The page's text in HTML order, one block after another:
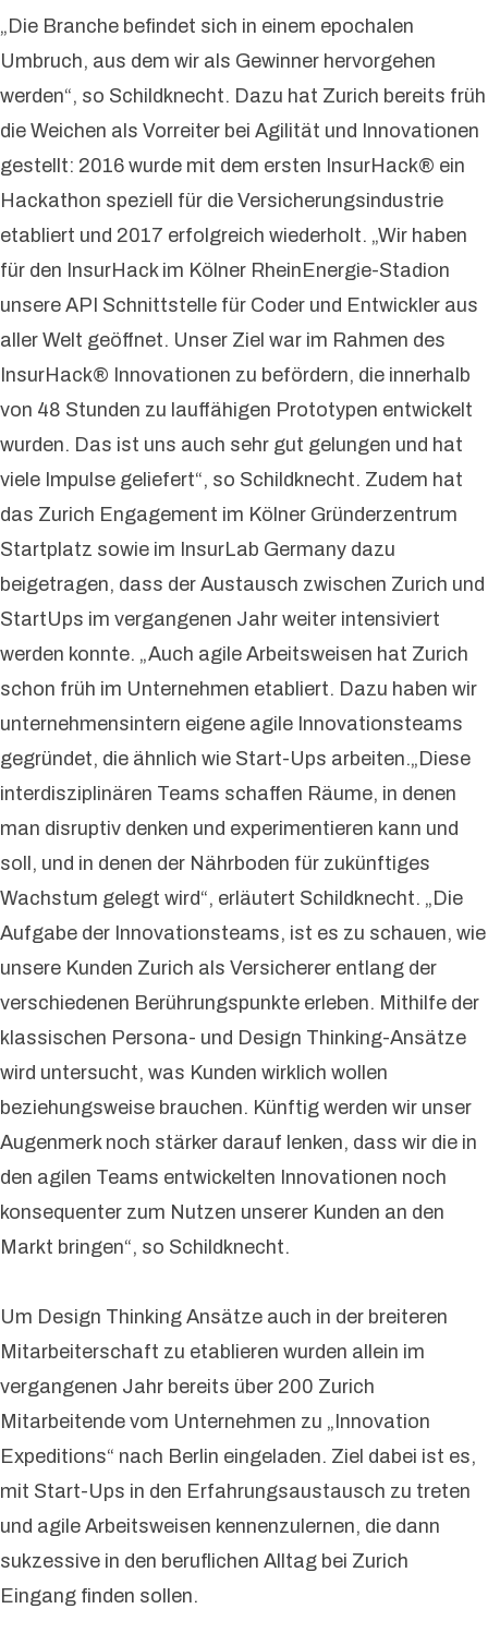
„Die Branche befindet sich in einem epochalen
Umbruch, aus dem wir als Gewinner hervorgehen
werden“, so Schildknecht. Dazu hat Zurich bereits früh
die Weichen als Vorreiter bei Agilität und Innovationen
gestellt: 2016 wurde mit dem ersten InsurHack® ein
Hackathon speziell für die Versicherungsindustrie
etabliert und 2017 erfolgreich wiederholt. „Wir haben
für den InsurHack im Kölner RheinEnergie-Stadion
unsere API Schnittstelle für Coder und Entwickler aus
aller Welt geöffnet. Unser Ziel war im Rahmen des
InsurHack® Innovationen zu befördern, die innerhalb
von 48 Stunden zu lauffähigen Prototypen entwickelt
wurden. Das ist uns auch sehr gut gelungen und hat
viele Impulse geliefert“, so Schildknecht. Zudem hat
das Zurich Engagement im Kölner Gründerzentrum
Startplatz sowie im InsurLab Germany dazu
beigetragen, dass der Austausch zwischen Zurich und
StartUps im vergangenen Jahr weiter intensiviert
werden konnte. „Auch agile Arbeitsweisen hat Zurich
schon früh im Unternehmen etabliert. Dazu haben wir
unternehmensintern eigene agile Innovationsteams
gegründet, die ähnlich wie Start-Ups arbeiten.„Diese
interdisziplinären Teams schaffen Räume, in denen
man disruptiv denken und experimentieren kann und
soll, und in denen der Nährboden für zukünftiges
Wachstum gelegt wird“, erläutert Schildknecht. „Die
Aufgabe der Innovationsteams, ist es zu schauen, wie
unsere Kunden Zurich als Versicherer entlang der
verschiedenen Berührungspunkte erleben. Mithilfe der
klassischen Persona- und Design Thinking-Ansätze
wird untersucht, was Kunden wirklich wollen
beziehungsweise brauchen. Künftig werden wir unser
Augenmerk noch stärker darauf lenken, dass wir die in
den agilen Teams entwickelten Innovationen noch
konsequenter zum Nutzen unserer Kunden an den
Markt bringen“, so Schildknecht.
Um Design Thinking Ansätze auch in der breiteren
Mitarbeiterschaft zu etablieren wurden allein im
vergangenen Jahr bereits über 200 Zurich
Mitarbeitende vom Unternehmen zu „Innovation
Expeditions“ nach Berlin eingeladen. Ziel dabei ist es,
mit Start-Ups in den Erfahrungsaustausch zu treten
und agile Arbeitsweisen kennenzulernen, die dann
sukzessive in den beruflichen Alltag bei Zurich
Eingang finden sollen.